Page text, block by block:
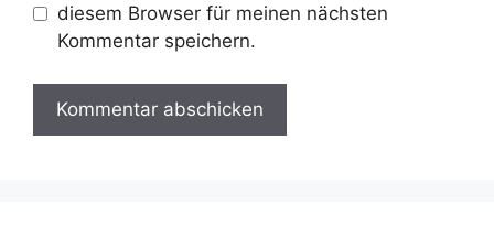
diesem Browser für meinen nächsten
Kommentar speichern.